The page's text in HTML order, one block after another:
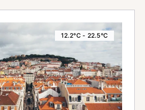
12.2°C - 22.5°C